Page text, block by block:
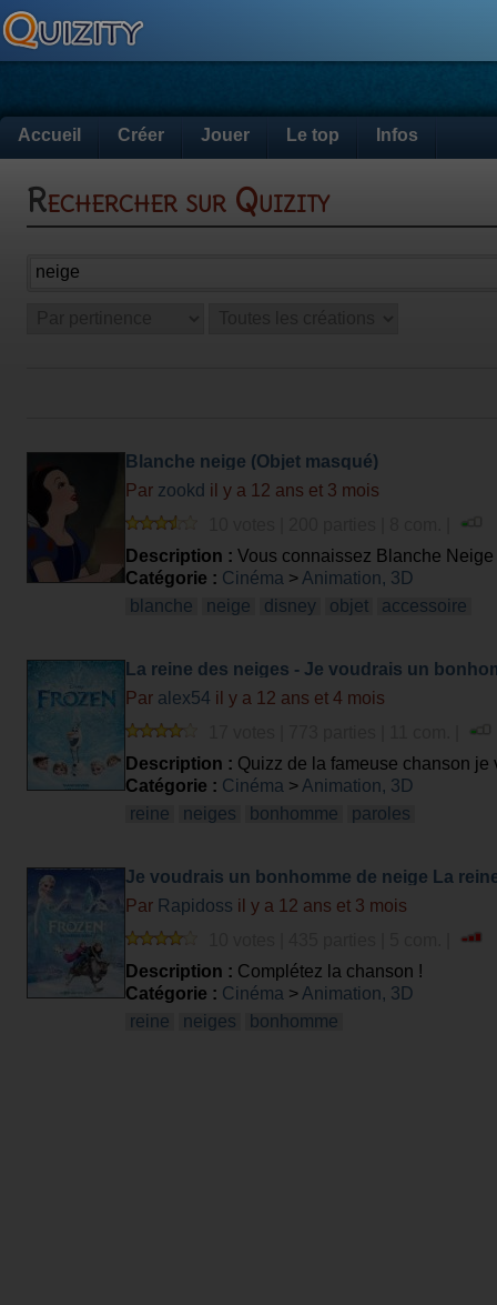
Accueil Créer Jouer Le top Infos
Rechercher sur Quizity
Blanche neige (Objet masqué)
Par zookd il y a 12 ans et 3 mois
Description : Vous connaissez Blanche
Catégorie : Cinéma > Animation, 3D
blanche
neige disney objet accessoire
La reine des neiges - Je voudrais un
(paroles)
Par alex54 il y a 12 ans et 4 mois
Description : Quizz de la fameuse chanson
m'excuse pour les fautes d'orthographe!
Catégorie : Cinéma > Animation, 3D
reine
neiges bonhomme paroles
Je voudrais un bonhomme de neige La
Par Rapidoss il y a 12 ans et 3 mois
Description : Complétez la chanson !
Catégorie : Cinéma > Animation, 3D
reine
neiges bonhomme